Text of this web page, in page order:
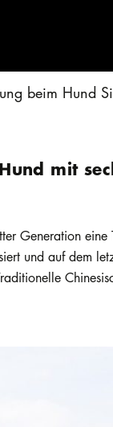
beim Hund
mit
Generation
und auf dem